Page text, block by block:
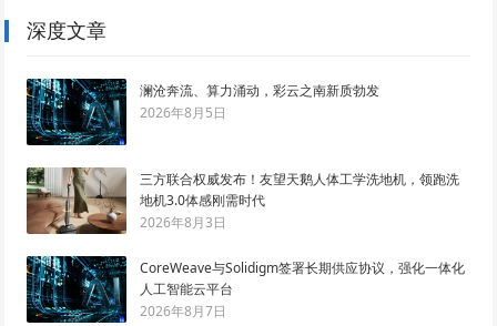
深度文章
澜沧奔流、算力涌动，彩云之南新质勃发
2026年8月5日
三方联合权威发布！友望天鹅人体工学洗地机，领跑洗
地机3.0体感刚需时代
2026年8月3日
CoreWeave与Solidigm签署长期供应协议，强化一体化
人工智能云平台
2026年8月7日